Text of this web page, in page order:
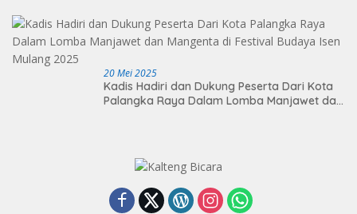
20 Mei 2025
Kadis Hadiri dan Dukung Peserta Dari Kota
Palangka Raya Dalam Lomba Manjawet dan